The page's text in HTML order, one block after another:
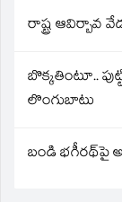
రాష్ట్ర ఆవిర్బావ
బొక్కతింటూ..
లొంగుబాటు
బండి భగీరథ్‌పై